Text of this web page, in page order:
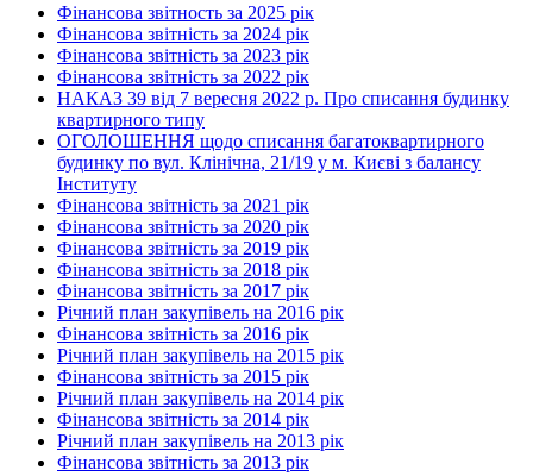
Фінансова звітность за 2025 рік
Фінансова звітність за 2024 рік
Фінансова звітність за 2023 рік
Фінансова звітність за 2022 рік
НАКАЗ 39 від 7 вересня 2022 р. Про списання будинку
квартирного типу
ОГОЛОШЕННЯ щодо списання багатоквартирного
будинку по вул. Клінічна, 21/19 у м. Києві з балансу
Інституту
Фінансова звітність за 2021 рік
Фінансова звітність за 2020 рік
Фінансова звітність за 2019 рік
Фінансова звітність за 2018 рік
Фінансова звітність за 2017 рік
Річний план закупівель на 2016 рік
Фінансова звітність за 2016 рік
Річний план закупівель на 2015 рік
Фінансова звітність за 2015 рік
Річний план закупівель на 2014 рік
Фінансова звітність за 2014 рік
Річний план закупівель на 2013 рік
Фінансова звітність за 2013 рік